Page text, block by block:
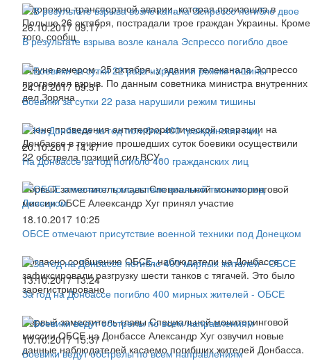
В дорожно-транспортной аварии, которая произошла в
Польше 26 октября, пострадали трое граждан Украины. Кроме
того, сообщ
26.10.2017 09:17
В результате взрыва возле канала Эспрессо погибло двое
кануне вечером, 25 октября, у здания телеканала Эспрессо
прогремел взрыв. По данным советника министра внутренних
дел Зоряна
24.10.2017 09:51
Боевики за сутки 22 раза нарушили режим тишины
В зоне проведения антитеррористической операции на
Донбассе в течение прошедших суток боевики осуществили
22 обстрела позиций сил ВСУ.
20.10.2017 14:47
На Донбассе за год погибло 400 гражданских лиц
Первый заместитель главы Специальной мониторинговой
миссии ОБСЕ Алеександр Хуг принял участие
18.10.2017 10:25
ОБСЕ отмечают присутствие военной техники под Донецком
Согласно сообщению ОБСЕ, наблюдатели на Донбассе
зафиксировали разгрузку шести танков с тягачей. Это было
зарегистрировано
13.10.2017 13:24
За год на Донбассе погибло 400 мирных жителей - ОБСЕ
Первый заместитель главы Специальной мониторинговой
миссии ОБСЕ на Донбассе Александр Хуг озвучил новые
данные наблюдателей касаемо погибших жителей Донбасса.
10.10.2017 15:37
Боевики ведут обстрелы по всем направлениям